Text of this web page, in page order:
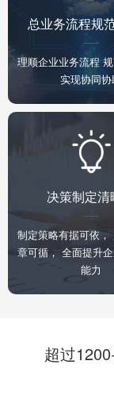
总业务流程规
理顺企业业务流程
实现协同协
决策制定清
制定策略有据可依，
章可循， 全面提升
能力
超过